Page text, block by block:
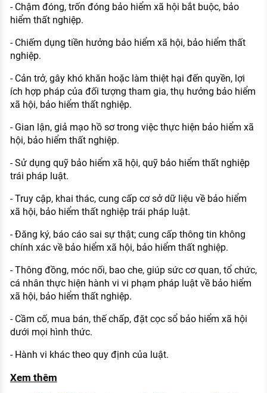
- Chậm đóng, trốn đóng bảo hiểm xã hội bắt buộc, bảo
hiểm thất nghiệp.
- Chiếm dụng tiền hưởng bảo hiểm xã hội, bảo hiểm thất
nghiệp.
- Cản trở, gây khó khăn hoặc làm thiệt hại đến quyền, lợi
ích hợp pháp của đối tượng tham gia, thụ hưởng bảo hiểm
xã hội, bảo hiểm thất nghiệp.
- Gian lận, giả mạo hồ sơ trong việc thực hiện bảo hiểm xã
hội, bảo hiểm thất nghiệp.
- Sử dụng quỹ bảo hiểm xã hội, quỹ bảo hiểm thất nghiệp
trái pháp luật.
- Truy cập, khai thác, cung cấp cơ sở dữ liệu về bảo hiểm
xã hội, bảo hiểm thất nghiệp trái pháp luật.
- Đăng ký, báo cáo sai sự thật; cung cấp thông tin không
chính xác về bảo hiểm xã hội, bảo hiểm thất nghiệp.
- Thông đồng, móc nối, bao che, giúp sức cơ quan, tổ chức,
cá nhân thực hiện hành vi vi phạm pháp luật về bảo hiểm
xã hội, bảo hiểm thất nghiệp.
- Cầm cố, mua bán, thế chấp, đặt cọc sổ bảo hiểm xã hội
dưới mọi hình thức.
- Hành vi khác theo quy định của luật.
Xem thêm